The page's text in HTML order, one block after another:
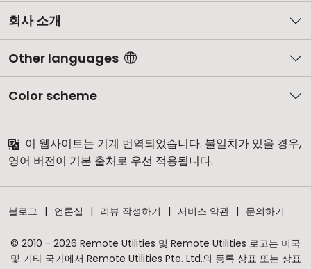
회사 소개
Other languages
Color scheme
이 웹사이트는 기계 번역되었습니다. 불일치가 있을 경우,
영어 버전이 기본 출처로 우선 적용됩니다.
블로그 언론실 리뷰 작성하기 서비스 약관 문의하기
© 2010 - 2026 Remote Utilities 및 Remote Utilities 로고는 미국
및 기타 국가에서 Remote Utilities Pte. Ltd.의 등록 상표 또는 상표